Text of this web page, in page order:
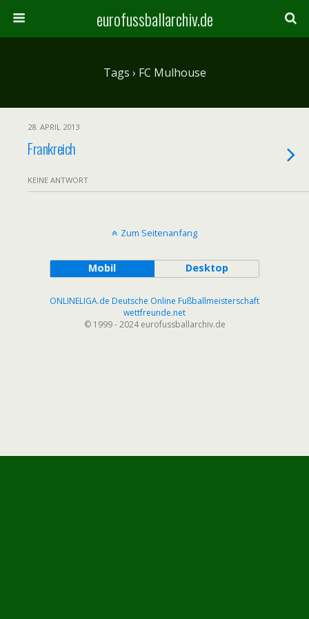
eurofussballarchiv.de
Tags › FC Mulhouse
28. APRIL 2013
Frankreich
KEINE ANTWORT
Zum Seitenanfang
Mobil Desktop
ONLINELIGA.de Deutsche Online Fußballmeisterschaft
wettfreunde.net
© 1999 - 2024 eurofussballarchiv.de